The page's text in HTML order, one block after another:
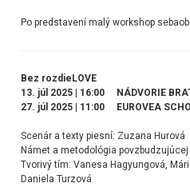
Po predstavení malý workshop
Bez rozdieLOVE
13. júl 2025 | 16:00 NÁDVORIE
27. júl 2025 | 11:00 EUROVEA
Scenár a texty piesní: Zuzana Hurová
Námet a metodológia
Tvorivý tím: Vanesa Hagyungová,
Daniela Turzová